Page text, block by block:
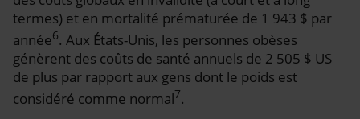
termes) et en mortalité prématurée de 1 943 $ par
année6. Aux États-Unis, les personnes obèses
génèrent des coûts de santé annuels de 2 505 $ US
de plus par rapport aux gens dont le poids est
considéré comme normal7.